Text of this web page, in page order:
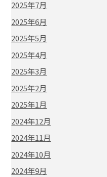
2025年7月
2025年6月
2025年5月
2025年4月
2025年3月
2025年2月
2025年1月
2024年12月
2024年11月
2024年10月
2024年9月